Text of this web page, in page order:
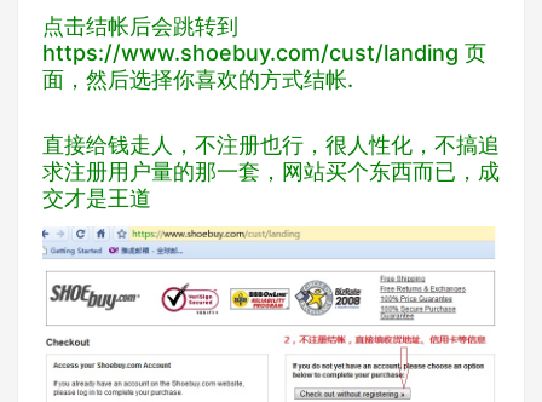
点击结帐后会跳转到
https://www.shoebuy.com/cust/landing 页
面，然后选择你喜欢的方式结帐.
直接给钱走人，不注册也行，很人性化，不搞追
求注册用户量的那一套，网站买个东西而已，成
交才是王道